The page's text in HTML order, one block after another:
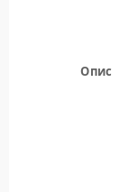
Опис